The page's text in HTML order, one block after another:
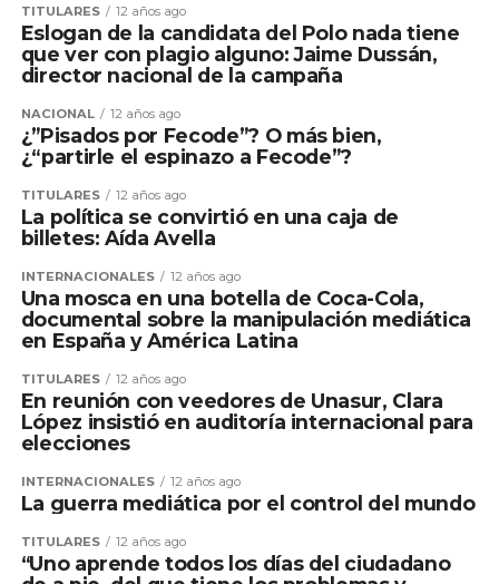
TITULARES 12 años ago
Eslogan de la candidata del Polo nada tiene
que ver con plagio alguno: Jaime Dussán,
director nacional de la campaña
NACIONAL 12 años ago
¿”Pisados por Fecode”? O más bien,
¿“partirle el espinazo a Fecode”?
TITULARES 12 años ago
La política se convirtió en una caja de
billetes: Aída Avella
INTERNACIONALES 12 años ago
Una mosca en una botella de Coca-Cola,
documental sobre la manipulación mediática
en España y América Latina
TITULARES 12 años ago
En reunión con veedores de Unasur, Clara
López insistió en auditoría internacional para
elecciones
INTERNACIONALES 12 años ago
La guerra mediática por el control del mundo
TITULARES 12 años ago
“Uno aprende todos los días del ciudadano